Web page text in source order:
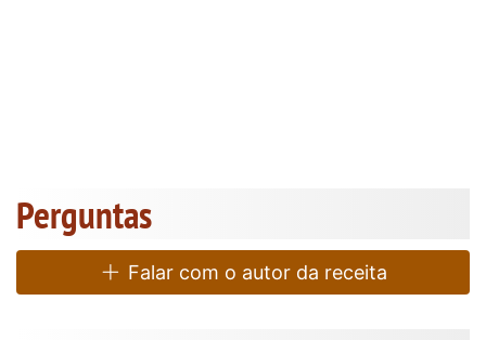
Perguntas
Falar com o autor da receita